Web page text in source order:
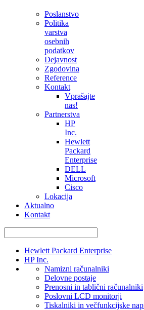
Poslanstvo
Politika
varstva
osebnih
podatkov
Dejavnost
Zgodovina
Reference
Kontakt
Vprašajte
nas!
Partnerstva
HP
Inc.
Hewlett
Packard
Enterprise
DELL
Microsoft
Cisco
Lokacija
Aktualno
Kontakt
Hewlett Packard Enterprise
HP Inc.
Namizni računalniki
Delovne postaje
Prenosni in tablični računalniki
Poslovni LCD monitorji
Tiskalniki in večfunkcijske